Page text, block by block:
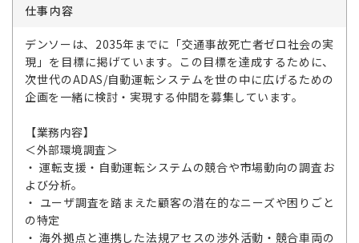
仕事内容
デンソーは、2035年までに「交通事故死亡者ゼロ社会の実
現」を目標に掲げています。この目標を達成するために、
次世代のADAS/自動運転システムを世の中に広げるための
企画を一緒に検討・実現する仲間を募集しています。
【業務内容】
＜外部環境調査＞
・ 運転支援・自動運転システムの競合や市場動向の調査お
よび分析。
・ ユーザ調査を踏まえた顧客の潜在的なニーズや困りごと
の特定
・ 海外拠点と連携した法規アセスの渉外活動・競合車両の